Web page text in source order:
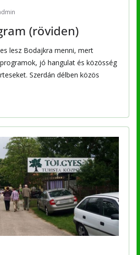
(röviden)
lesz Bodajkra menni, mert
jó hangulat és közösség
Szerdán délben közös